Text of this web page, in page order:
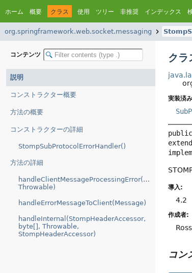
ホーム 概要 クラス 使用 ツリー 非推奨 インデックス
org.springframework.web.socket.messaging
コンテンツ
説明
コンストラクター概要
方法の概要
コンストラクターの詳細
StompSubProtocolErrorHandler()
方法の詳細
handleClientMessageProcessingError(Message,
Throwable)
handleErrorMessageToClient(Message)
handleInternal(StompHeaderAccessor,
byte[], Throwable,
StompHeaderAccessor)
ク
実装済
導入:
4.2
作成者:
コン